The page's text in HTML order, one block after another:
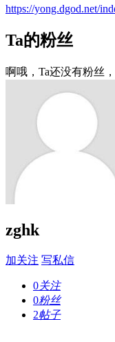
https://yong.dgod.net/
Ta的粉丝
啊哦，Ta还没有粉丝
zghk
加关注 写私信
0关注
0粉丝
2帖子